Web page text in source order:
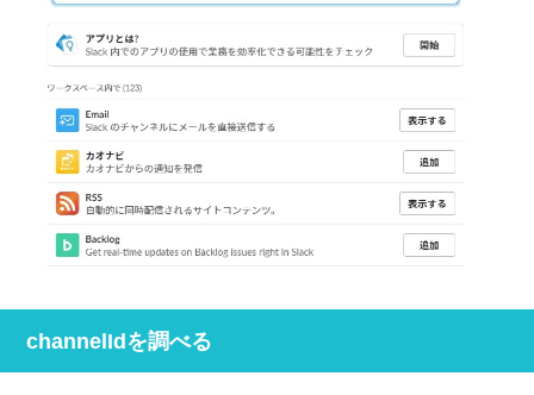
channelIdを調べる